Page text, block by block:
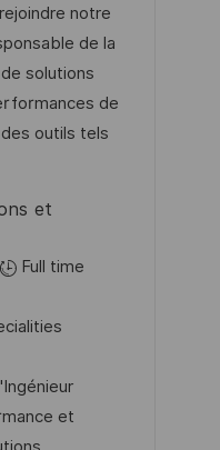
notre
de la
solutions
de
outils tels
et
Full time
et